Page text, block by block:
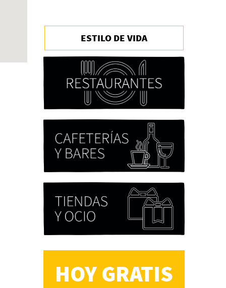
Chicas tristes de Fernanda
Tovar
Paloma Pulisci
Eva Valero Juan: "Una
mirada que construía un
universo donde lo único
importante eran los amigos
y la literatura"
Martín Carrasco
ESTILO DE VIDA
HOY GRATIS